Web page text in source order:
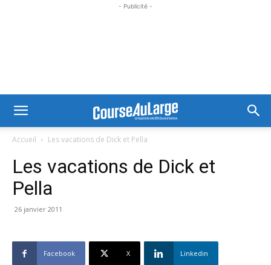
- Publicité -
Accueil Les vacations de Dick et Pella
Les vacations de Dick et
Pella
26 janvier 2011
Facebook X Linkedin